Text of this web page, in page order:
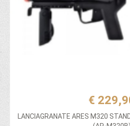
€
LANCIAGRANATE ARES M320